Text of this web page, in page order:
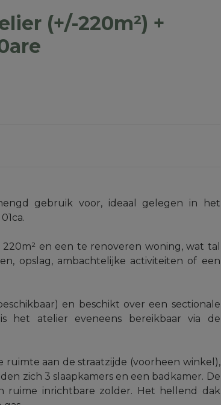
(+/-220m²) +
gebruik voor, ideaal gelegen in het
en een te renoveren woning, wat tal
opslag, ambachtelijke activiteiten of een
en beschikt over een sectionale
het atelier eveneens bereikbaar via de
aan de straatzijde (voorheen winkel),
zich 3 slaapkamers en een badkamer. De
ruime inrichtbare zolder. Het hellend dak